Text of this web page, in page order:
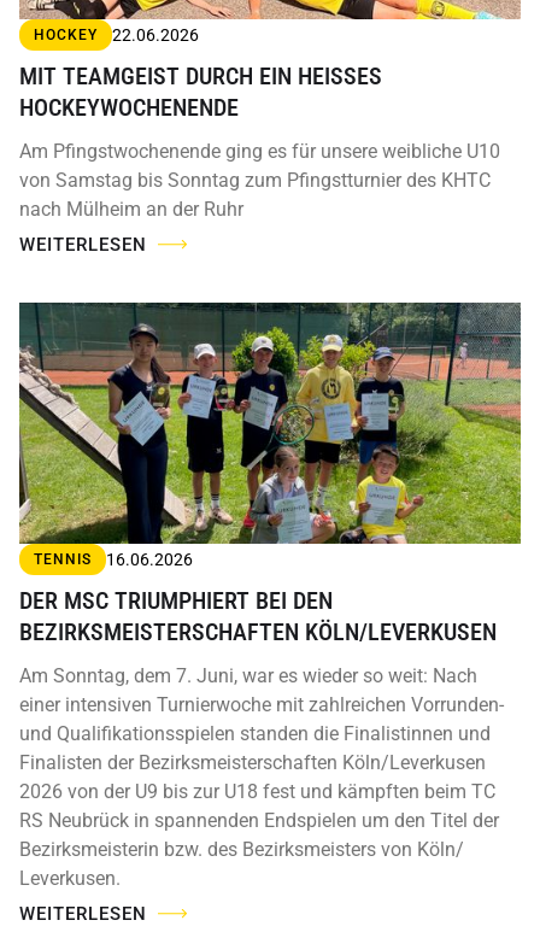
HOCKEY 22.06.2026
MIT TEAMGEIST DURCH EIN HEISSES H
OCKEYWOCHENENDE
Am Pfingstwochenende ging es für unsere weibliche U10
von Samstag bis Sonntag zum Pfingstturnier des KHTC
nach Mülheim an der Ruhr
WEITERLESEN
TENNIS 16.06.2026
DER MSC TRIUMPHIERT BEI DEN
BEZIRKSMEISTERSCHAFTEN KÖLN/LEVERKUSEN
Am Sonntag, dem 7. Juni, war es wieder so weit: Nach
einer intensiven Turnierwoche mit zahlreichen Vorrunden-
und Qualifikationsspielen standen die Finalistinnen und
Finalisten der Bezirksmeisterschaften Köln/Leverkusen
2026 von der U9 bis zur U18 fest und kämpften beim TC
RS Neubrück in spannenden Endspielen um den Titel der
Bezirksmeisterin bzw. des Bezirksmeisters von Köln/
Leverkusen.
WEITERLESEN